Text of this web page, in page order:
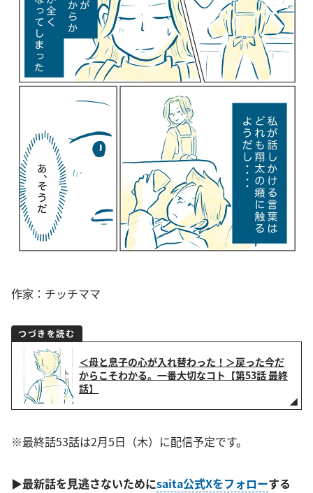
作家：チッチママ
つづきを読む
＜母と息子の心が入れ替わった！＞戻った今だ
からこそわかる。一番大切なコト【第53話 最終
話】
※最終話53話は2月5日（木）に配信予定です。
▶最新話を見逃さないためにsaita公式Xをフォローする